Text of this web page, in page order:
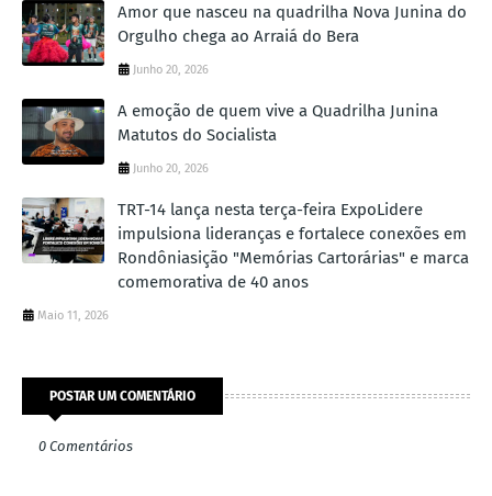
Amor que nasceu na quadrilha Nova Junina do
Orgulho chega ao Arraiá do Bera
Junho 20, 2026
A emoção de quem vive a Quadrilha Junina
Matutos do Socialista
Junho 20, 2026
TRT-14 lança nesta terça-feira ExpoLidere
impulsiona lideranças e fortalece conexões em
Rondôniasição "Memórias Cartorárias" e marca
comemorativa de 40 anos
Maio 11, 2026
POSTAR UM COMENTÁRIO
0 Comentários